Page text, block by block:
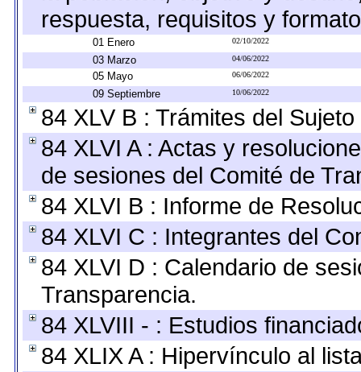
respuesta, requisitos y
01 Enero 02/10/2022
03 Marzo 04/06/2022
05 Mayo 06/06/2022
09 Septiembre 10/06/2022
84 XLV B : Trámites del
84 XLVI A : Actas y
de sesiones del Comité de
84 XLVI B : Informe de
84 XLVI C : Integrantes del
84 XLVI D : Calendario de
Transparencia.
84 XLVIII - : Estudios
84 XLIX A : Hipervínculo al